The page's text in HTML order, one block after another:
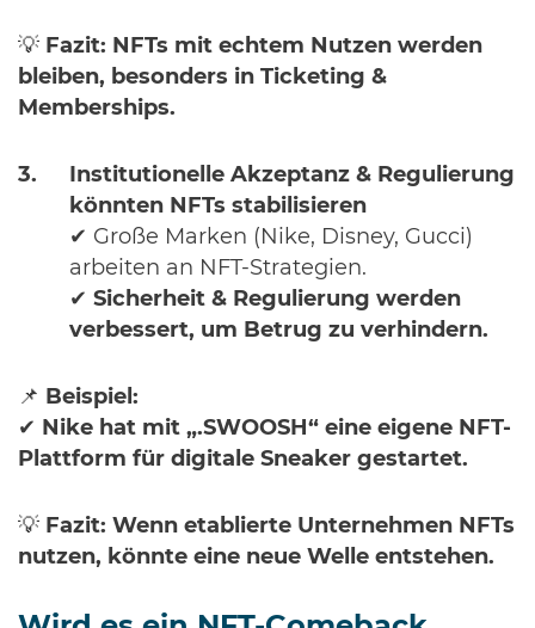
💡 Fazit: NFTs mit echtem Nutzen werden
bleiben, besonders in Ticketing &
Memberships.
Institutionelle Akzeptanz & Regulierung
könnten NFTs stabilisieren
✔ Große Marken (Nike, Disney, Gucci)
arbeiten an NFT-Strategien.
✔ Sicherheit & Regulierung werden
verbessert, um Betrug zu verhindern.
📌
Beispiel:
✔
Nike hat mit „.SWOOSH“ eine eigene NFT-
Plattform für digitale Sneaker gestartet.
💡 Fazit: Wenn etablierte Unternehmen NFTs
nutzen, könnte eine neue Welle entstehen.